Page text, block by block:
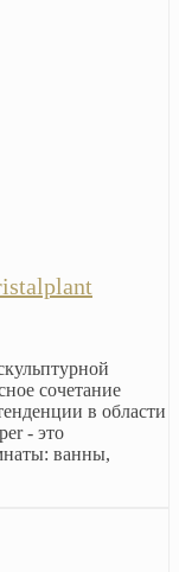
сочетание
в области
- это
ванны,